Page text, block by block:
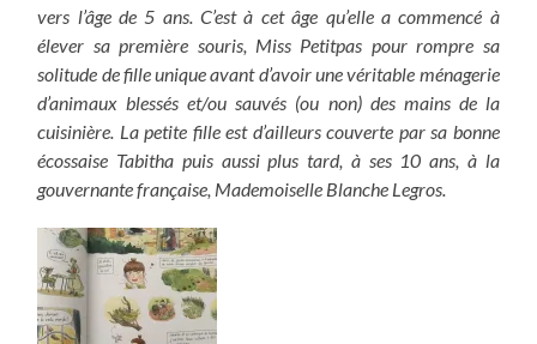
vers l’âge de 5 ans. C’est à cet âge qu’elle a commencé à
élever sa première souris, Miss Petitpas pour rompre sa
solitude de fille unique avant d’avoir une véritable ménagerie
d’animaux blessés et/ou sauvés (ou non) des mains de la
cuisinière. La petite fille est d’ailleurs couverte par sa bonne
écossaise Tabitha puis aussi plus tard, à ses 10 ans, à la
gouvernante française, Mademoiselle Blanche Legros.